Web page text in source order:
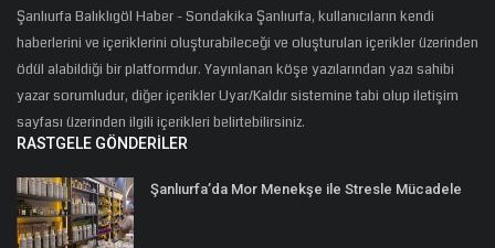
Şanlıurfa Balıklıgöl Haber - Sondakika Şanlıurfa, kullanıcıların kendi
haberlerini ve içeriklerini oluşturabileceği ve oluşturulan içerikler üzerinden
ödül alabildiği bir platformdur. Yayınlanan köşe yazılarından yazı sahibi
yazar sorumludur, diğer içerikler Uyar/Kaldır sistemine tabi olup iletişim
sayfası üzerinden ilgili içerikleri belirtebilirsiniz.
RASTGELE GÖNDERILER
Şanlıurfa’da Mor Menekşe ile Stresle Mücadele